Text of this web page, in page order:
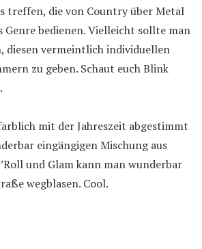
treffen, die von Country über Metal
Genre bedienen. Vielleicht sollte man
diesen vermeintlich individuellen
zu geben. Schaut euch Blink
mit der Jahreszeit abgestimmt
eingängigen Mischung aus
und Glam kann man wunderbar
wegblasen. Cool.